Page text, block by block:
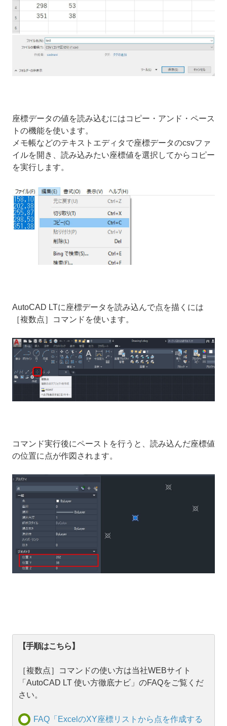
座標データの値を読み込むにはコピー・アンド・ペース
トの機能を使います。
メモ帳などのテキストエディタで座標データのcsvファ
イルを開き、読み込みたい座標値を選択してからコピー
を実行します。
AutoCAD LTに座標データを読み込んで点を描くには
［複数点］コマンドを使います。
コマンド実行後にペーストを行うと、読み込んだ座標値
の位置に点が作図されます。
【手順はこちら】
［複数点］コマンドの使い方は当社WEBサイト
「AutoCAD LT 使い方徹底ナビ」のFAQをご覧くだ
さい。
FAQ「ExcelのXY座標リストから点を作成する